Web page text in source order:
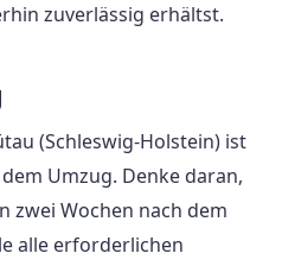
zuverlässig erhältst.
(Schleswig-Holstein) ist
Umzug. Denke daran,
zwei Wochen nach dem
alle erforderlichen